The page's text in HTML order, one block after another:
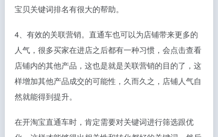
宝贝关键词排名有很大的帮助。
4、有效的关联营销。直通车也可以为店铺带来更多的
人气，很多买家在进店之后都有一种习惯，会点击查看
店铺内的其他产品，这也是就是关联营销的目的了，这
样增加其他产品成交的可能性，久而久之，店铺人气自
然就能得到提升。
在开淘宝直通车时，肯定需要对关键词进行筛选跟优